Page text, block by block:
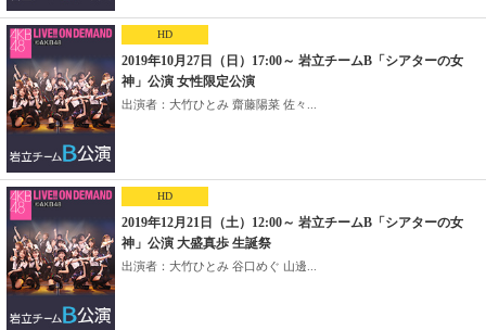
HD
2019年10月27日（日）17:00～ 岩立チームB「シアターの女
神」公演 女性限定公演
出演者：大竹ひとみ 齋藤陽菜 佐々...
HD
2019年12月21日（土）12:00～ 岩立チームB「シアターの女
神」公演 大盛真歩 生誕祭
出演者：大竹ひとみ 谷口めぐ 山邊...